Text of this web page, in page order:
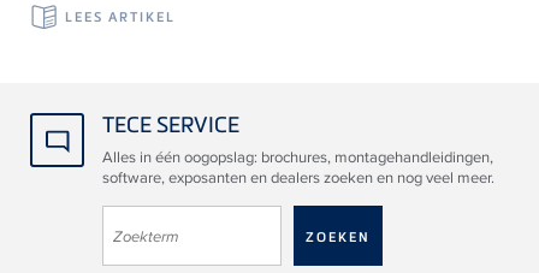
LEES ARTIKEL
TECE SERVICE
Alles in één oogopslag: brochures, montagehandleidingen,
software, exposanten en dealers zoeken en nog veel meer.